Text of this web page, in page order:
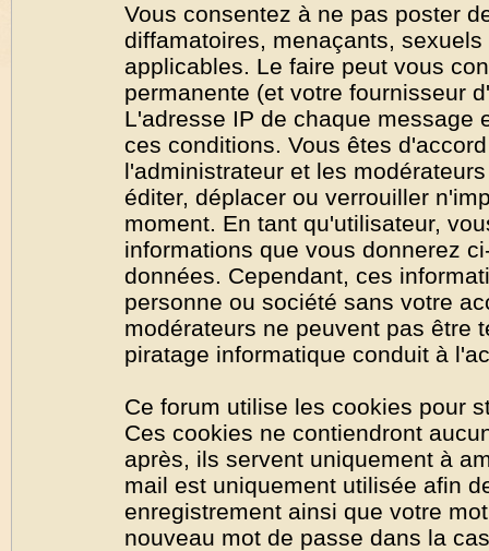
Vous consentez à ne pas poster
diffamatoires, menaçants,
applicables. Le faire peut vous
permanente (et votre fournisseur
L'adresse IP de chaque message
ces conditions. Vous êtes
l'administrateur et les
éditer, déplacer ou verrouiller
moment. En tant qu'utilisateur,
informations que vous donnerez
données. Cependant, ces
personne ou société sans votre
modérateurs ne peuvent pas être
piratage informatique conduit à
Ce forum utilise les cookies pour
Ces cookies ne contiendront
après, ils servent uniquement à
mail est uniquement utilisée afin
enregistrement ainsi que votre
nouveau mot de passe dans la